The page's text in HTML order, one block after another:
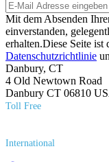
Mit dem Absenden
einverstanden,
erhalten.Diese Seite
Datenschutzrichtlinie
Danbury, CT
4 Old Newtown Road
Danbury CT 06810
Toll Free
International